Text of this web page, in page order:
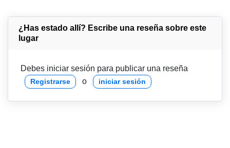
¿Has estado allí? Escribe una reseña sobre este
lugar
Debes iniciar sesión para publicar una reseña
Registrarse o iniciar sesión